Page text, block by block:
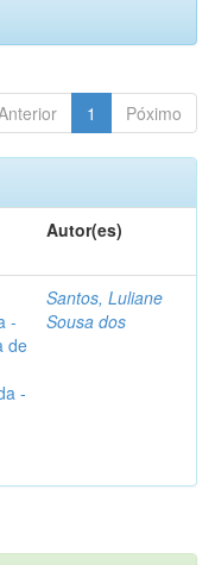
1 Póximo
Autor(es)
-
de
-
Santos, Luliane
Sousa dos